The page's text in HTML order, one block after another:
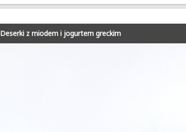
Deserki z miodem i jogurtem greckim